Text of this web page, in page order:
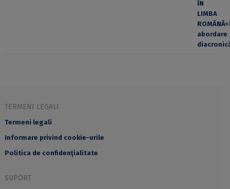
TERMENI LEGALI
Termeni legali
Informare privind cookie-urile
Politica de confidențialitate
SUPORT